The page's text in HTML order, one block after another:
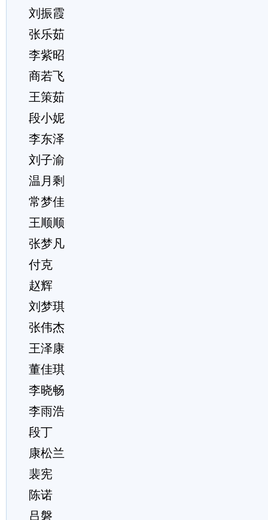
刘振霞
张乐茹
李紫昭
商若飞
王策茹
段小妮
李东泽
刘子渝
温月剩
常梦佳
王顺顺
张梦凡
付克
赵辉
刘梦琪
张伟杰
王泽康
董佳琪
李晓畅
李雨浩
段丁
康松兰
裴宪
陈诺
吕磐